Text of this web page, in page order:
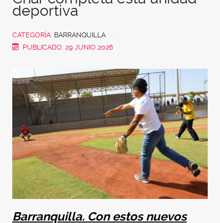
deportiva
CATEGORÍA: BARRANQUILLA
PUBLICADO: 29 JUNIO 2026
Barranquilla. Con estos nuevos